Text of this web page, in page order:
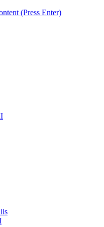
(Press Enter)